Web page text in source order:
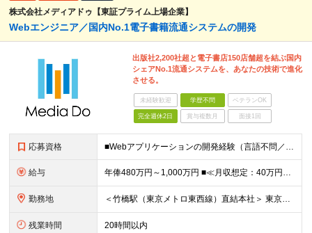
株式会社メディアドゥ【東証プライム上場企業】
Webエンジニア／国内No.1電子書籍流通システムの開発
出版社2,200社超と電子書店150店舗超を結ぶ国内
シェアNo.1流通システムを、あなたの技術で進化
させる。
未経験歓迎 学歴不問 ベテランOK
完全週休2日 賞与複数月 面接1回
応募資格 ■Webアプリケーションの開発経験（言語不問／目安1年以上） ※Java, PHP, Ruby, Python, Goなど、いずれかの言語でWEB開発経験があればOKです。 ■学歴不問 □複数名採用
給与 年俸480万円～1,000万円 ■≪月収想定：40万円～83万円≫ ・担当いただく業務範囲やマネジメントの有無など、役割に応じて決定します ・年俸額を12分割し、毎月支給します ・試用期間3カ月あり
勤務地 ＜竹橋駅（東京メトロ東西線）直結本社＞ 東京都千代田区一ツ橋一丁目1番1号パレスサイドビル5F・8F （変更の範囲）上記を除く当社関連勤務地
残業時間 20時間以内